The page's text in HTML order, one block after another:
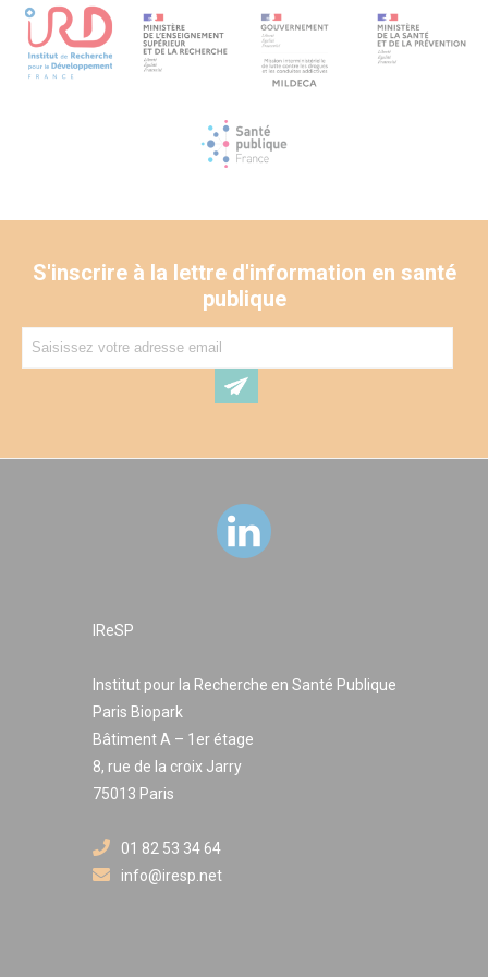
S'inscrire à la lettre d'information en santé
publique
IReSP
Institut pour la Recherche en Santé Publique
Paris Biopark
Bâtiment A – 1er étage
8, rue de la croix Jarry
75013 Paris
01 82 53 34 64
info@iresp.net